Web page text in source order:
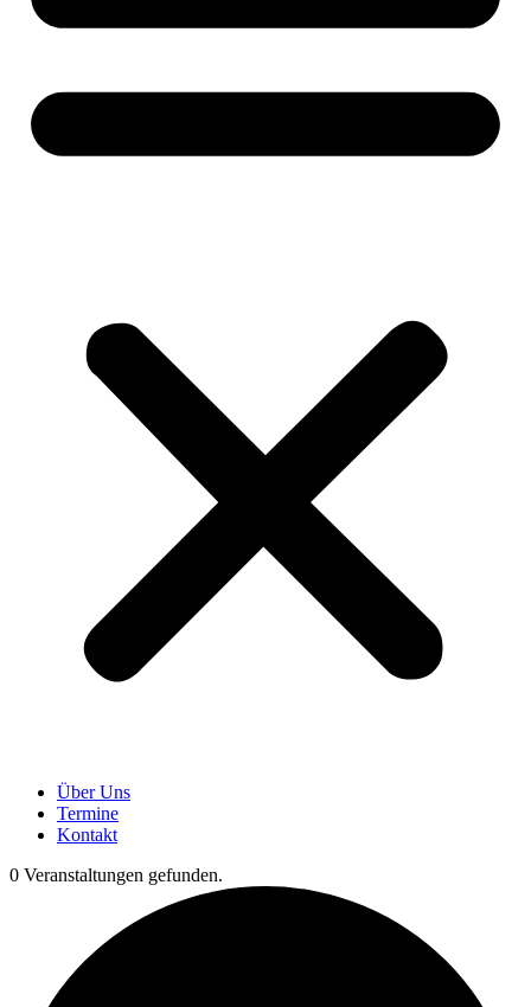
Über Uns
Termine
Kontakt
0 Veranstaltungen gefunden.